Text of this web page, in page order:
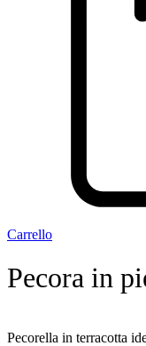
Carrello
Pecora in
Pecorella in terracotta